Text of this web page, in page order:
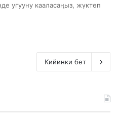
угууну кааласаңыз, жүктөп
Кийинки бет